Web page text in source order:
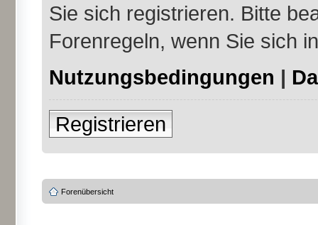
Sie sich registrieren. Bitte
Forenregeln, wenn Sie sich
Nutzungsbedingungen |
Registrieren
Forenübersicht